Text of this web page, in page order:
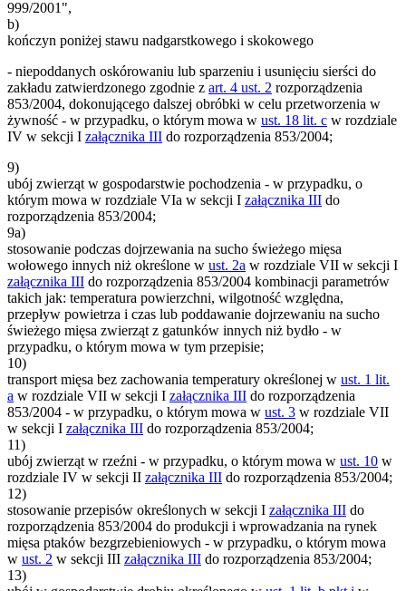
999/2001",
b)
kończyn poniżej stawu nadgarstkowego i skokowego
- niepoddanych oskórowaniu lub sparzeniu i usunięciu sierści do
zakładu zatwierdzonego zgodnie z art. 4 ust. 2 rozporządzenia
853/2004, dokonującego dalszej obróbki w celu przetworzenia w
żywność - w przypadku, o którym mowa w ust. 18 lit. c w rozdziale
IV w sekcji I załącznika III do rozporządzenia 853/2004;
9)
ubój zwierząt w gospodarstwie pochodzenia - w przypadku, o
którym mowa w rozdziale VIa w sekcji I załącznika III do
rozporządzenia 853/2004;
9a)
stosowanie podczas dojrzewania na sucho świeżego mięsa
wołowego innych niż określone w ust. 2a w rozdziale VII w sekcji I
załącznika III do rozporządzenia 853/2004 kombinacji parametrów
takich jak: temperatura powierzchni, wilgotność względna,
przepływ powietrza i czas lub poddawanie dojrzewaniu na sucho
świeżego mięsa zwierząt z gatunków innych niż bydło - w
przypadku, o którym mowa w tym przepisie;
10)
transport mięsa bez zachowania temperatury określonej w ust. 1 lit.
a w rozdziale VII w sekcji I załącznika III do rozporządzenia
853/2004 - w przypadku, o którym mowa w ust. 3 w rozdziale VII
w sekcji I załącznika III do rozporządzenia 853/2004;
11)
ubój zwierząt w rzeźni - w przypadku, o którym mowa w ust. 10 w
rozdziale IV w sekcji II załącznika III do rozporządzenia 853/2004;
12)
stosowanie przepisów określonych w sekcji I załącznika III do
rozporządzenia 853/2004 do produkcji i wprowadzania na rynek
mięsa ptaków bezgrzebieniowych - w przypadku, o którym mowa
w ust. 2 w sekcji III załącznika III do rozporządzenia 853/2004;
13)